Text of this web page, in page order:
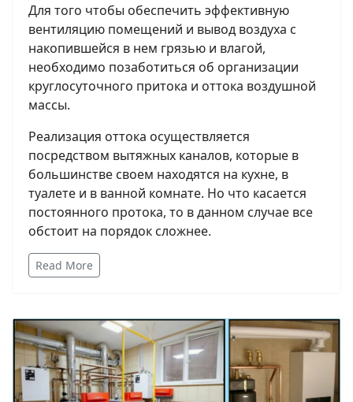
Для того чтобы обеспечить эффективную
вентиляцию помещений и вывод воздуха с
накопившейся в нем грязью и влагой,
необходимо позаботиться об организации
круглосуточного притока и оттока воздушной
массы.
Реализация оттока осуществляется
посредством вытяжных каналов, которые в
большинстве своем находятся на кухне, в
туалете и в ванной комнате. Но что касается
постоянного протока, то в данном случае все
обстоит на порядок сложнее.
Read More